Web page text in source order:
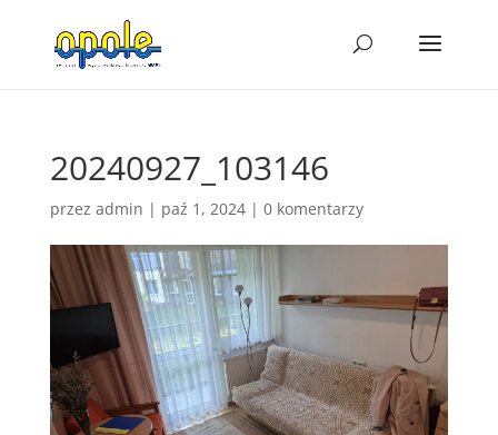
20240927_103146
przez admin | paź 1, 2024| 0 komentarzy